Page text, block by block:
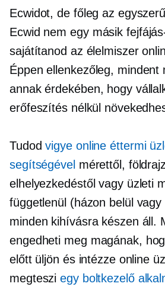
Ecwidot, de főleg az
Ecwid nem egy másik
sajátítanod az élelmiszer
Éppen ellenkezőleg, mindent
annak érdekében, hogy
erőfeszítés nélkül
Tudodvigye online éttermi
segítségével mérettől,
elhelyezkedéstől vagy üzleti
függetlenül (házon belül vagy
minden kihívásra készen áll.
engedheti meg magának,
előtt üljön és intézze online
megtesziegy boltkezelő